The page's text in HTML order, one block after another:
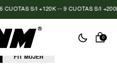
S/I +120K -- 9 CUOTAS S/I +200K
0
FIT MUJER